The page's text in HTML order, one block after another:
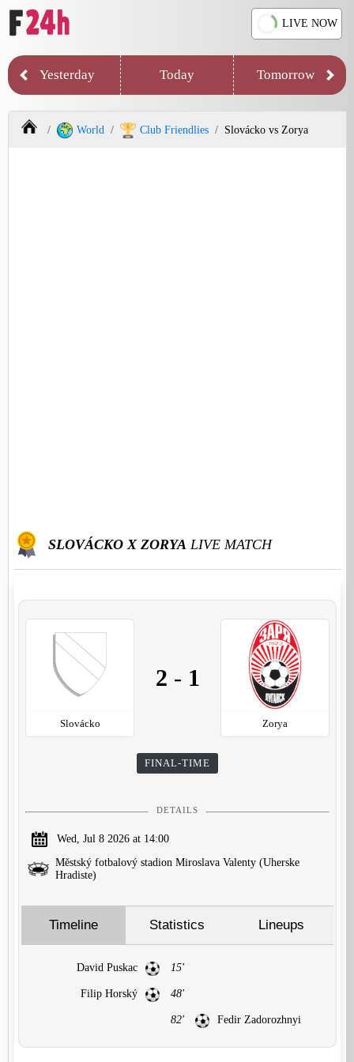
LIVE NOW
Yesterday Today Tomorrow
World Club Friendlies Slovácko vs Zorya
SLOVÁCKO X ZORYA LIVE MATCH
Slovácko
2 - 1
Zorya
FINAL-TIME
DETAILS
Wed, Jul 8 2026 at 14:00
Městský fotbalový stadion Miroslava Valenty (Uherske
Hradiste)
Timeline Statistics Lineups
David Puskac 15'
Filip Horský 48'
82' Fedir Zadorozhnyi